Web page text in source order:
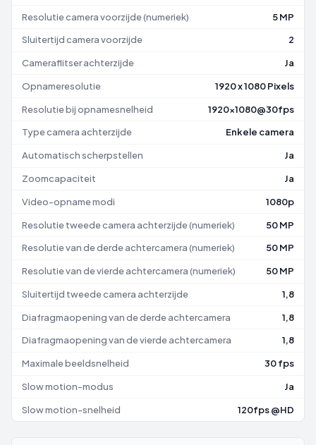
Resolutie camera voorzijde (numeriek) 5 MP
Sluitertijd camera voorzijde 2
Cameraflitser achterzijde Ja
Opnameresolutie 1920 x 1080 Pixels
Resolutie bij opnamesnelheid 1920x1080@30fps
Type camera achterzijde Enkele camera
Automatisch scherpstellen Ja
Zoomcapaciteit Ja
Video-opname modi 1080p
Resolutie tweede camera achterzijde (numeriek) 50 MP
Resolutie van de derde achtercamera (numeriek) 50 MP
Resolutie van de vierde achtercamera (numeriek) 50 MP
Sluitertijd tweede camera achterzijde 1,8
Diafragmaopening van de derde achtercamera 1,8
Diafragmaopening van de vierde achtercamera 1,8
Maximale beeldsnelheid 30 fps
Slow motion-modus Ja
Slow motion-snelheid 120fps @HD